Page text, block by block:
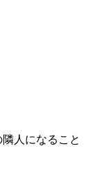
人になること